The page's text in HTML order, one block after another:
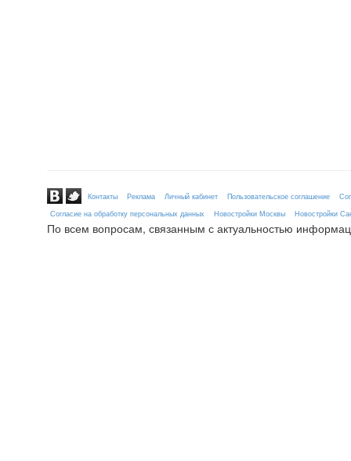
Контакты Реклама Личный кабинет Пользовательское соглашение
Согласие на обработку персональных данных
Новостройки Москвы Новостройки
По всем вопросам, связанным с актуальностью